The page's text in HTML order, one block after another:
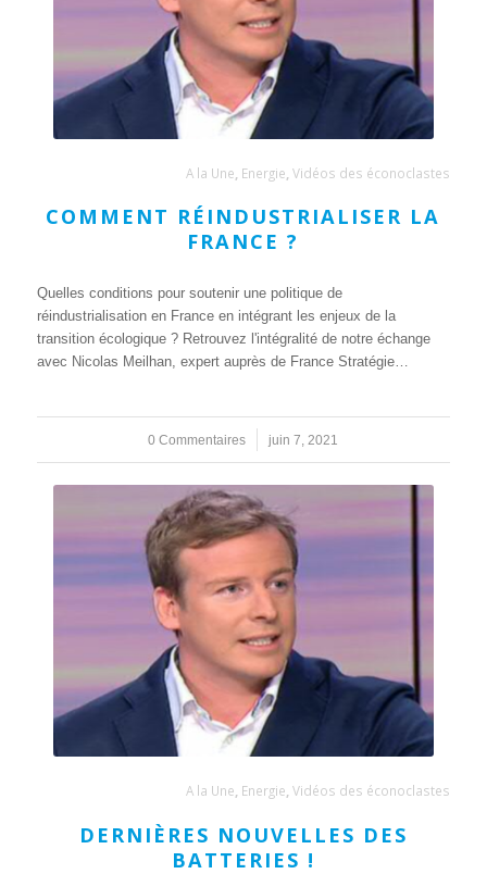
A la Une, Energie,Vidéos des éconoclastes
COMMENT RÉINDUSTRIALISER LA
FRANCE ?
Quelles conditions pour soutenir une politique de
réindustrialisation en France en intégrant les enjeux de la
transition écologique ? Retrouvez l'intégralité de notre échange
avec Nicolas Meilhan, expert auprès de France Stratégie…
0 Commentaires
/ juin 7, 2021
A la Une, Energie,Vidéos des éconoclastes
DERNIÈRES NOUVELLES DES
BATTERIES !